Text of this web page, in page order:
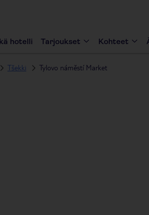
hotelli Tarjoukset Kohteet
Tšekki Tylovo náměstí Market